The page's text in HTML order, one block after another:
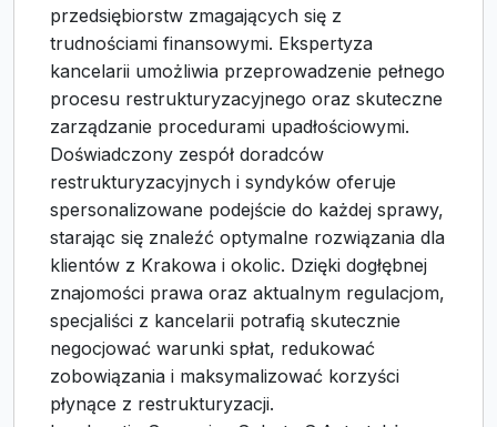
przedsiębiorstw zmagających się z
trudnościami finansowymi. Ekspertyza
kancelarii umożliwia przeprowadzenie pełnego
procesu restrukturyzacyjnego oraz skuteczne
zarządzanie procedurami upadłościowymi.
Doświadczony zespół doradców
restrukturyzacyjnych i syndyków oferuje
spersonalizowane podejście do każdej sprawy,
starając się znaleźć optymalne rozwiązania dla
klientów z Krakowa i okolic. Dzięki dogłębnej
znajomości prawa oraz aktualnym regulacjom,
specjaliści z kancelarii potrafią skutecznie
negocjować warunki spłat, redukować
zobowiązania i maksymalizować korzyści
płynące z restrukturyzacji.